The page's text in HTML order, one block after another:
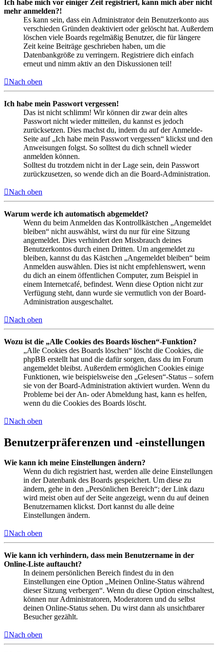
Ich habe mich vor einiger Zeit registriert, kann mich aber nicht
mehr anmelden?!
Es kann sein, dass ein Administrator dein Benutzerkonto aus
verschieden Gründen deaktiviert oder gelöscht hat. Außerdem
löschen viele Boards regelmäßig Benutzer, die für längere
Zeit keine Beiträge geschrieben haben, um die
Datenbankgröße zu verringern. Registriere dich einfach
erneut und nimm aktiv an den Diskussionen teil!
Nach oben
Ich habe mein Passwort vergessen!
Das ist nicht schlimm! Wir können dir zwar dein altes
Passwort nicht wieder mitteilen, du kannst es jedoch
zurücksetzen. Dies machst du, indem du auf der Anmelde-
Seite auf „Ich habe mein Passwort vergessen“ klickst und den
Anweisungen folgst. So solltest du dich schnell wieder
anmelden können.
Solltest du trotzdem nicht in der Lage sein, dein Passwort
zurückzusetzen, so wende dich an die Board-Administration.
Nach oben
Warum werde ich automatisch abgemeldet?
Wenn du beim Anmelden das Kontrollkästchen „Angemeldet
bleiben“ nicht auswählst, wirst du nur für eine Sitzung
angemeldet. Dies verhindert den Missbrauch deines
Benutzerkontos durch einen Dritten. Um angemeldet zu
bleiben, kannst du das Kästchen „Angemeldet bleiben“ beim
Anmelden auswählen. Dies ist nicht empfehlenswert, wenn
du dich an einem öffentlichen Computer, zum Beispiel in
einem Internetcafé, befindest. Wenn diese Option nicht zur
Verfügung steht, dann wurde sie vermutlich von der Board-
Administration ausgeschaltet.
Nach oben
Wozu ist die „Alle Cookies des Boards löschen“-Funktion?
„Alle Cookies des Boards löschen“ löscht die Cookies, die
phpBB erstellt hat und die dafür sorgen, dass du im Forum
angemeldet bleibst. Außerdem ermöglichen Cookies einige
Funktionen, wie beispielsweise den „Gelesen“-Status – sofern
sie von der Board-Administration aktiviert wurden. Wenn du
Probleme bei der An- oder Abmeldung hast, kann es helfen,
wenn du die Cookies des Boards löscht.
Nach oben
Benutzerpräferenzen und -einstellungen
Wie kann ich meine Einstellungen ändern?
Wenn du dich registriert hast, werden alle deine Einstellungen
in der Datenbank des Boards gespeichert. Um diese zu
ändern, gehe in den „Persönlichen Bereich“; der Link dazu
wird meist oben auf der Seite angezeigt, wenn du auf deinen
Benutzernamen klickst. Dort kannst du alle deine
Einstellungen ändern.
Nach oben
Wie kann ich verhindern, dass mein Benutzername in der
Online-Liste auftaucht?
In deinem persönlichen Bereich findest du in den
Einstellungen eine Option „Meinen Online-Status während
dieser Sitzung verbergen“. Wenn du diese Option einschaltest,
können nur Administratoren, Moderatoren und du selbst
deinen Online-Status sehen. Du wirst dann als unsichtbarer
Besucher gezählt.
Nach oben